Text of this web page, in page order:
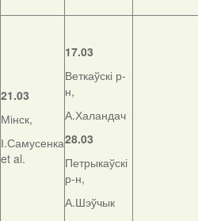
21.03
Мінск,
І.Самусенка
et al.
17.03
Веткаўскі р-
н,
А.Халандач
28.03
Петрыкаўскі
р-н,
А.Шэўчык